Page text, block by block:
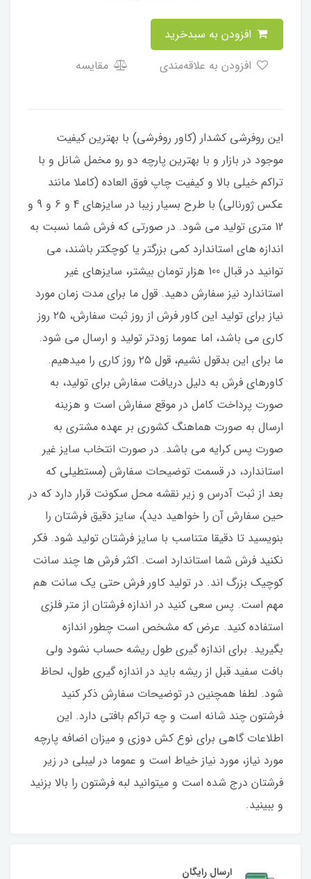
مقایسه
این روفرشی کشدار (کاور روفرشی) با بهترین کیفیت
موجود در بازار و با بهترین پارچه دو رو مخمل شانل و با
تراکم خیلی بالا و کیفیت چاپ فوق العاده (کاملا مانند
عکس ژورنالی) با طرح بسیار زیبا در سایزهای 4 و 6 و 9 و
12 متری تولید می شود. در صورتی که فرش شما نسبت به
اندازه های استاندارد کمی بزرگتر یا کوچکتر باشند، می
توانید در قبال 100 هزار تومان بیشتر، سایزهای غیر
استاندارد نیز سفارش دهید. قول ما برای مدت زمان مورد
نیاز برای تولید این کاور فرش از روز ثبت سفارش، ۲۵ روز
کاری می باشد، اما عموما زودتر تولید و ارسال می شود.
ما برای این بدقول نشیم، قول ۲۵ روز کاری را میدهیم.
کاورهای فرش به دلیل دریافت سفارش برای تولید، به
صورت پرداخت کامل در موقع سفارش است و هزینه
ارسال به صورت هماهنگ کشوری بر عهده مشتری به
صورت پس کرایه می باشد. در صورت انتخاب سایز غیر
استاندارد، در قسمت توضیحات سفارش (مستطیلی که
بعد از ثبت آدرس و زیر نقشه محل سکونت قرار دارد که در
حین سفارش آن را خواهید دید)، سایز دقیق فرشتان را
بنویسید تا دقیقا متناسب با سایز فرشتان تولید شود. فکر
نکنید فرش شما استاندارد است. اکثر فرش ها چند سانت
کوچیک بزرگ اند. در تولید کاور فرش حتی یک سانت هم
مهم است. پس سعی کنید در اندازه فرشتان از متر فلزی
استفاده کنید‌. عرض که مشخص است چطور اندازه
بگیرید. برای اندازه گیری طول ریشه حساب نشود ولی
بافت سفید قبل از ریشه باید در اندازه گیری طول، لحاظ
شود. لطفا همچنین در توضیحات سفارش ذکر کنید
فرشتون چند شانه است و چه تراکم بافتی دارد. این
اطلاعات گاهی برای نوع کش دوزی و میزان اضافه پارچه
مورد نیاز، مورد نیاز خیاط است و عموما در لیبلی در زیر
فرشتان درج شده است و میتوانید لبه فرشتون را بالا بزنید
و ببینید.
ارسال رایگان